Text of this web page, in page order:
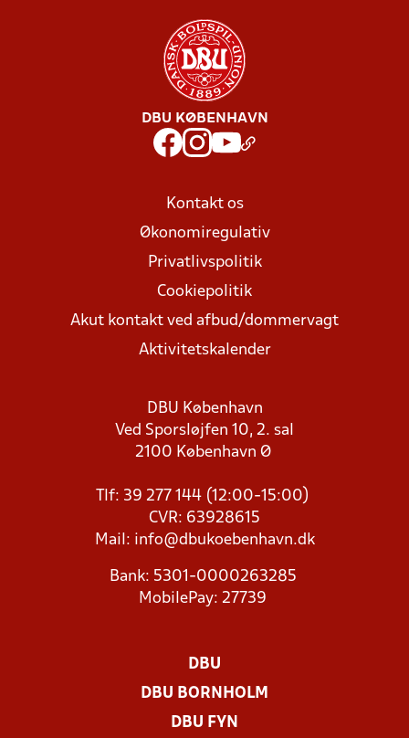
DBU KØBENHAVN
Kontakt os
Økonomiregulativ
Privatlivspolitik
Cookiepolitik
Akut kontakt ved afbud/dommervagt
Aktivitetskalender
DBU København
Ved Sporsløjfen 10, 2. sal
2100 København Ø
Tlf: 39 277 144 (12:00-15:00)
CVR: 63928615
Mail: info@dbukoebenhavn.dk
Bank: 5301-0000263285
MobilePay: 27739
DBU
DBU BORNHOLM
DBU FYN